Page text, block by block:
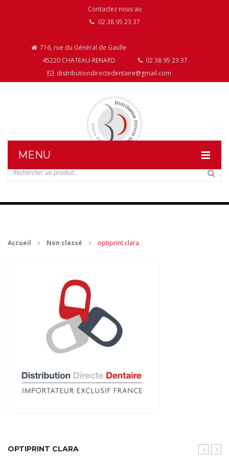
Contactez nous au
02 38 95 23 37
716, rue du Général de Gaulle
45220 CHATEAU-RENARD
02 38 95 23 37
distributiondirectedentaire@gmail.com
MENU
NOS PRODUITS
CONTACT
Mon compte
Accueil Non classé optiprint clara
OPTIPRINT CLARA